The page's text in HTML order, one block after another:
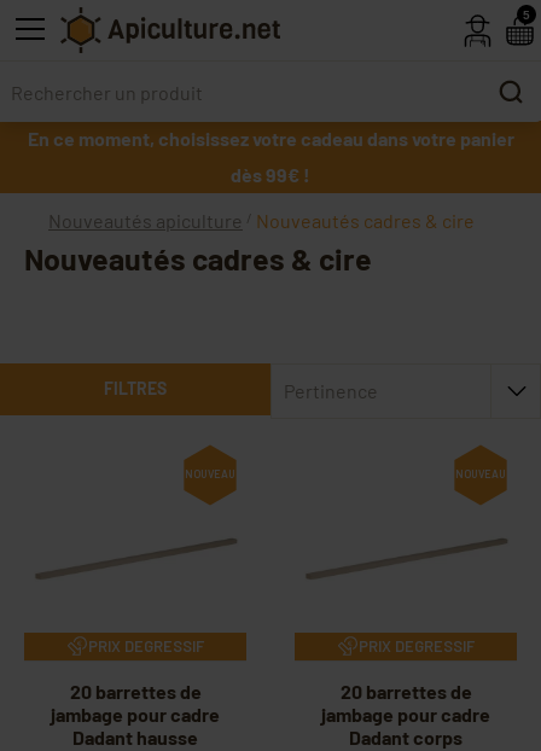
Skip to main content
En ce moment, choisissez votre cadeau dans votre panier
dès 99€ !
Nouveautés apiculture Nouveautés cadres & cire
Nouveautés cadres & cire
FILTRES Pertinence
NOUVEAU
PRIX DEGRESSIF
20 barrettes de
jambage pour cadre
Dadant hausse
NOUVEAU
PRIX DEGRESSIF
20 barrettes de
jambage pour cadre
Dadant corps
5